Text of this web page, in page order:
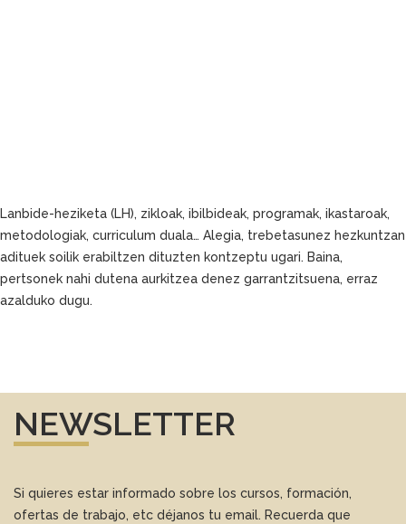
Lanbide-heziketa (LH), zikloak, ibilbideak, programak, ikastaroak,
metodologiak, curriculum duala… Alegia, trebetasunez hezkuntzan
adituek soilik erabiltzen dituzten kontzeptu ugari. Baina,
pertsonek nahi dutena aurkitzea denez garrantzitsuena, erraz
azalduko dugu.
NEWSLETTER
Si quieres estar informado sobre los cursos, formación,
ofertas de trabajo, etc déjanos tu email. Recuerda que